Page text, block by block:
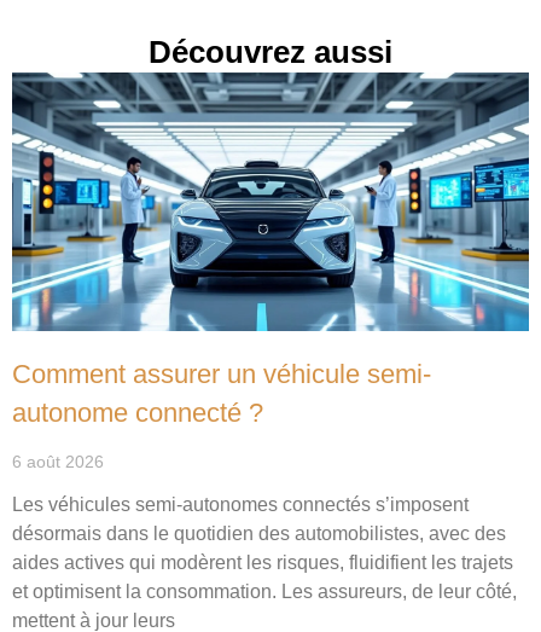
Découvrez aussi
Comment assurer un véhicule semi-
autonome connecté ?
6 août 2026
Les véhicules semi-autonomes connectés s’imposent
désormais dans le quotidien des automobilistes, avec des
aides actives qui modèrent les risques, fluidifient les trajets
et optimisent la consommation. Les assureurs, de leur côté,
mettent à jour leurs